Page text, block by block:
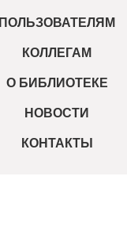
ПОЛЬЗОВАТЕЛЯМ
КОЛЛЕГАМ
О БИБЛИОТЕКЕ
НОВОСТИ
КОНТАКТЫ